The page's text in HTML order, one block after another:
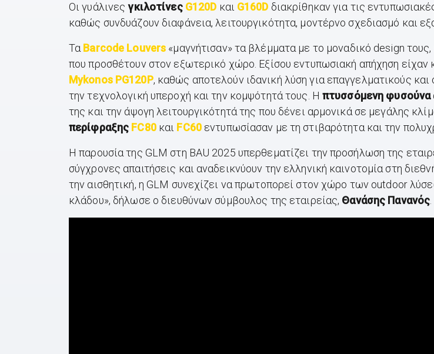
Οι γυάλινεςγκιλοτίνες G120D και G160D διακρίθηκαν για τις
καθώς συνδυάζουν διαφάνεια, λειτουργικότητα, μοντέρνο σχεδιασμό και
Τα Barcode Louvers «μαγνήτισαν» τα βλέμματα με το μοναδικό design
που προσθέτουν στον εξωτερικό χώρο. Εξίσου εντυπωσιακή απήχηση είχαν
Mykonos PG120P, καθώς αποτελούν ιδανική λύση για επαγγελματικούς
την τεχνολογική υπεροχή και την κομψότητά τους. H πτυσσόμενη φυσούνα
της και την άψογη λειτουργικότητά της που δένει αρμονικά σε μεγάλης
περίφραξης FC80και FC60εντυπωσίασαν με τη στιβαρότητα και την
Η παρουσία της GLM στη BAU 2025 υπερθεματίζει την προσήλωση της
σύγχρονες απαιτήσεις και αναδεικνύουν την ελληνική καινοτομία στη
την αισθητική, η GLM συνεχίζει να πρωτοπορεί στον χώρο των outdoor
κλάδου», δήλωσε ο διευθύνων σύμβουλος της εταιρείας, Θανάσης Πανανός